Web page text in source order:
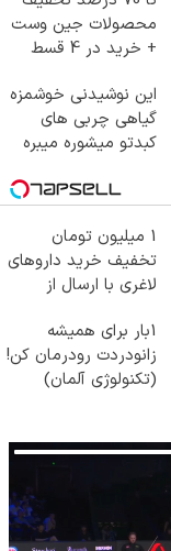
محصولات جین وست
+ خرید در 4 قسط
این نوشیدنی خوشمزه
گیاهی چربی های
کبدتو میشوره میبره
1 میلیون تومان
تخفیف خرید داروهای
لاغری با ارسال از
1بار برای همیشه
زانودردت رودرمان کن!
(تکنولوژی آلمان)